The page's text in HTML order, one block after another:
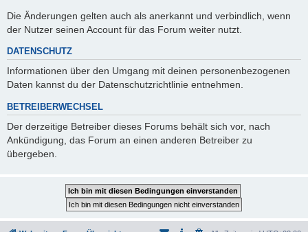
Die Änderungen gelten auch als anerkannt und verbindlich, wenn
der Nutzer seinen Account für das Forum weiter nutzt.
DATENSCHUTZ
Informationen über den Umgang mit deinen personenbezogenen
Daten kannst du der Datenschutzrichtlinie entnehmen.
BETREIBERWECHSEL
Der derzeitige Betreiber dieses Forums behält sich vor, nach
Ankündigung, das Forum an einen anderen Betreiber zu
übergeben.